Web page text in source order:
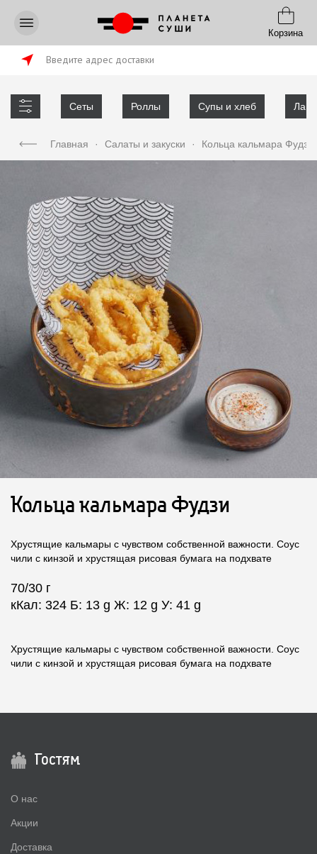
Корзина
Введите адрес доставки
Сеты Роллы Супы и хлеб
Главная · Салаты и закуски · Кольца кальмара Фудзи
Кольца кальмара Фудзи
Хрустящие кальмары с чувством собственной важности. Соус
чили с кинзой и хрустящая рисовая бумага на подхвате
70/30 г
кКал: 324 Б: 13 g Ж: 12 g У: 41 g
Хрустящие кальмары с чувством собственной важности. Соус
чили с кинзой и хрустящая рисовая бумага на подхвате
Гостям
О нас
Акции
Доставка